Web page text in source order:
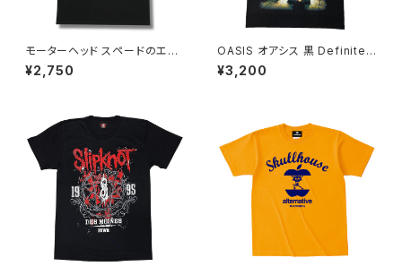
モーターヘッド スペードのエー
ス MOTORHEAD ACE OF SP
ADES メタル ロックT バンドT
Tシャツ MOTOR-09
¥2,750
OASIS オアシス 黒 Definitely
Maybe メンズ レディース ロッ
クＴシャツ バンドＴシャツ Rock
¥3,200